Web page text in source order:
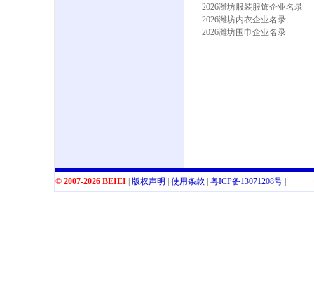
2026潍坊服装服饰企业名录
2026潍坊内衣企业名录
2026潍坊围巾企业名录
© 2007-2026 BEIEI| 版权声明 使用条款 粤ICP备13071208号|